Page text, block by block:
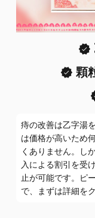
顆
痔の改善は乙字湯
は価格が高いため
くありません。し
入による割引を受
止が可能です。ピ
で、まずは詳細を